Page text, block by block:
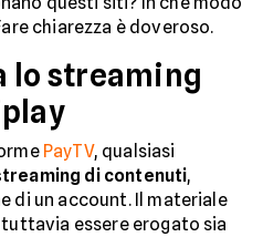
chiarezza è doveroso.
lo streaming
PayTV, qualsiasi
di contenuti,
di un account. Il materiale
essere erogato sia